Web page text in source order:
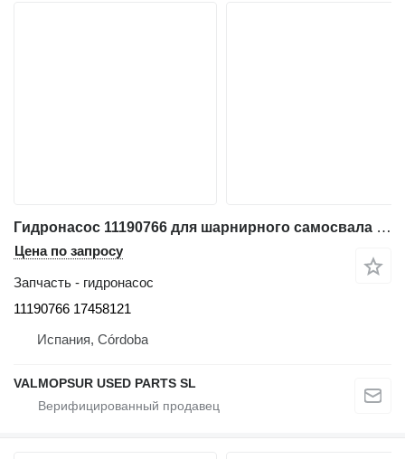
Гидронасос 11190766 для шарнирного самосвала Volvo A25D; A25E; A30D; A30E; A35D; A35F, A35E A35G; A40D, A40E; A40F, A40G
Цена по запросу
Запчасть - гидронасос
11190766 17458121
Испания, Córdoba
VALMOPSUR USED PARTS SL